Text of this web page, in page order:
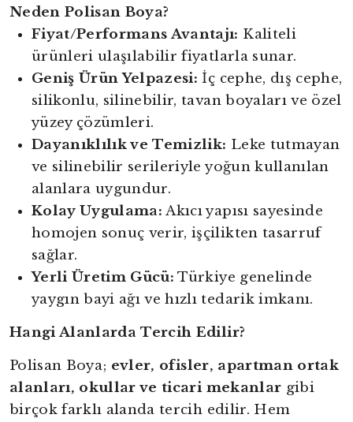
Neden Polisan Boya?
Fiyat/Performans Avantajı: Kaliteli
ürünleri ulaşılabilir fiyatlarla sunar.
Geniş Ürün Yelpazesi: İç cephe, dış cephe,
silikonlu, silinebilir, tavan boyaları ve özel
yüzey çözümleri.
Dayanıklılık ve Temizlik: Leke tutmayan
ve silinebilir serileriyle yoğun kullanılan
alanlara uygundur.
Kolay Uygulama: Akıcı yapısı sayesinde
homojen sonuç verir, işçilikten tasarruf
sağlar.
Yerli Üretim Gücü: Türkiye genelinde
yaygın bayi ağı ve hızlı tedarik imkanı.
Hangi Alanlarda Tercih Edilir?
Polisan Boya; evler, ofisler, apartman ortak
alanları, okullar ve ticari mekanlar gibi
birçok farklı alanda tercih edilir. Hem